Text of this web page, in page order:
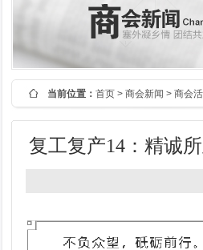
当前位置： 首页 > 商会新闻 > 商会
复工复产14：精诚